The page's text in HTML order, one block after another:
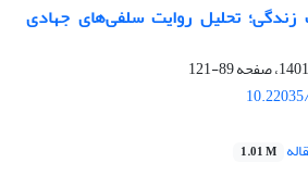
تحلیل روایت سلفی‌های جهادی
89-121
1.01 M